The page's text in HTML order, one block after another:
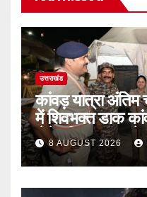
उत्तराखंड
कांवड़ यात्रा
में शिवभक्त डाक
लेने हरिद्वार पहुंच रहे
8 AUGUST 2026